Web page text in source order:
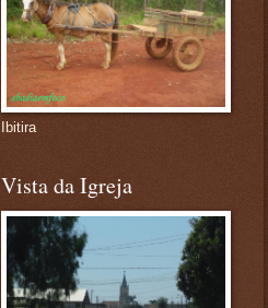
Ibitira
Vista da Igreja